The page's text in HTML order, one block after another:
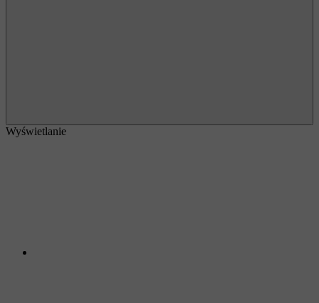
Wyświetlanie